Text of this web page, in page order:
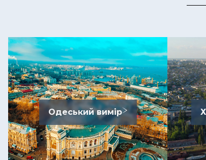
Одеський вимір